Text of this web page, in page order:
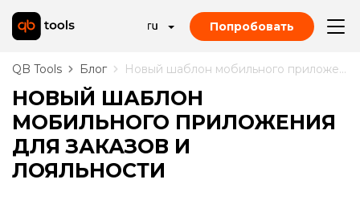
Попробовать
QB Tools Блог Новый шаблон мобильного приложения для заказов и лояльности
НОВЫЙ ШАБЛОН
МОБИЛЬНОГО ПРИЛОЖЕНИЯ
ДЛЯ ЗАКАЗОВ И
ЛОЯЛЬНОСТИ